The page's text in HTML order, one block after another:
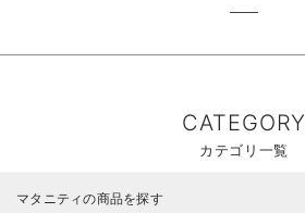
CATEGORY
カテゴリ一覧
マタニティの商品を探す